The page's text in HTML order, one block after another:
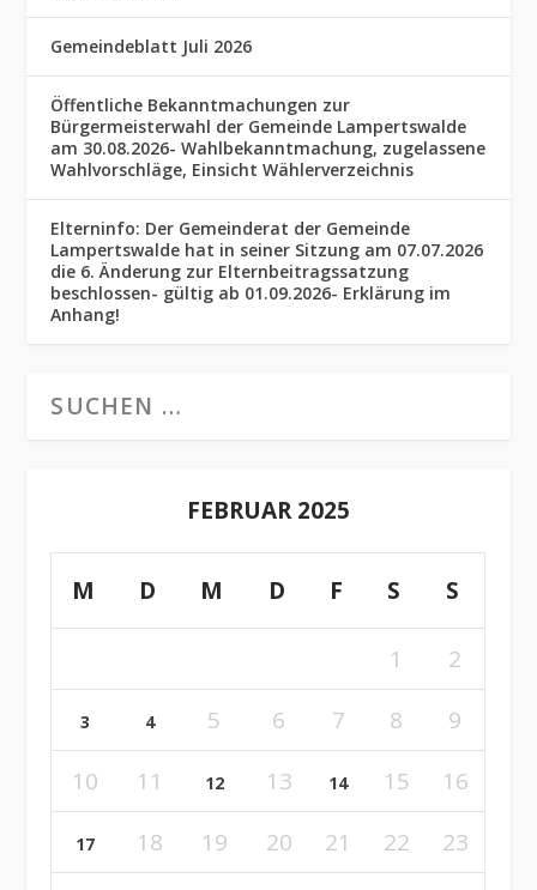
Gemeindeblatt Juli 2026
Öffentliche Bekanntmachungen zur
Bürgermeisterwahl der Gemeinde Lampertswalde
am 30.08.2026- Wahlbekanntmachung, zugelassene
Wahlvorschläge, Einsicht Wählerverzeichnis
Elterninfo: Der Gemeinderat der Gemeinde
Lampertswalde hat in seiner Sitzung am 07.07.2026
die 6. Änderung zur Elternbeitragssatzung
beschlossen- gültig ab 01.09.2026- Erklärung im
Anhang!
FEBRUAR 2025
M D M D F S S
1 2
3 4 5 6 7 8
9
10
11 12 13 14 15 16
17 18 19 20 21 22 23